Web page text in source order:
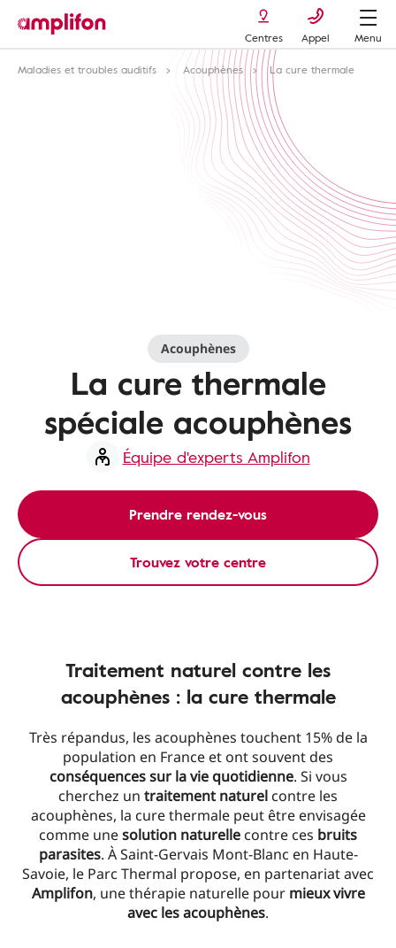
Centres Appel
Menu
Maladies et troubles auditifs
Acouphènes La cure thermale
Acouphènes
La cure thermale
spéciale acouphènes
Équipe d'experts Amplifon
Prendre rendez-vous
Trouvez votre centre
Traitement naturel contre les
acouphènes : la cure thermale
Très répandus, les acouphènes touchent 15% de la
population en France et ont souvent des
conséquences sur la vie quotidienne. Si vous
cherchez un traitement naturel contre les
acouphènes, la cure thermale peut être envisagée
comme unesolution naturelle contre ces bruits
parasites. À Saint-Gervais Mont-Blanc en Haute-
Savoie, le Parc Thermal propose, en partenariat avec
Amplifon, une thérapie naturelle pour mieux vivre
avec les acouphènes.